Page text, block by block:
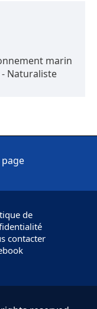
marin
Naturaliste
de
contacter